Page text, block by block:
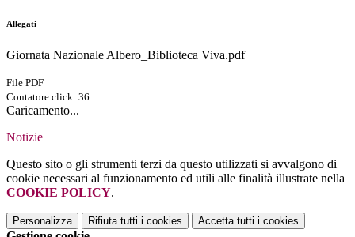
Allegati
Giornata Nazionale Albero_Biblioteca Viva.pdf
File PDF
Contatore click: 36
Caricamento...
Notizie
Questo sito o gli strumenti terzi da questo utilizzati si avvalgono di
cookie necessari al funzionamento ed utili alle finalità illustrate nella
COOKIE POLICY.
Personalizza Rifiuta tutti i cookies Accetta tutti i cookies